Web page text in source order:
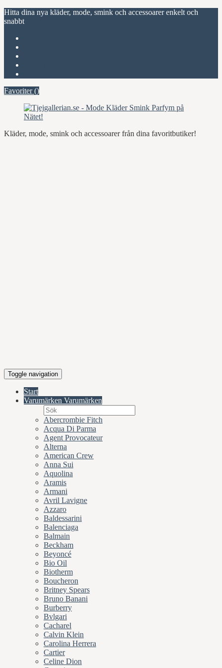
Hitta dina nya kläder, mode, smink och accessoarer enkelt och
snabbt
Favoriter ()
Kläder, mode, smink och accessoarer från dina favoritbutiker!
Toggle navigation
Start
Varumärken Varumärken
Abercrombie Fitch
Acqua Di Parma
Agent Provocateur
Alterna
American Crew
Anna Sui
Aquolina
Aramis
Armani
Avril Lavigne
Azzaro
Baldessarini
Balenciaga
Balmain
Beckham
Beyoncé
Bio Oil
Biotherm
Boucheron
Britney Spears
Bruno Banani
Burberry
Bvlgari
Cacharel
Calvin Klein
Carolina Herrera
Cartier
Celine Dion